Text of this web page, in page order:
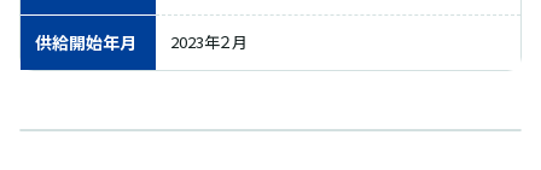
供給開始年月 2023年２月